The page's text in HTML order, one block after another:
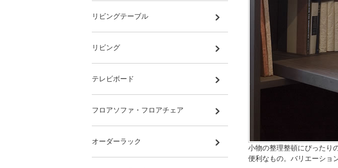
小物の整理整頓にぴったり
便利なもの。バリエーショ
リビングテーブル
リビング
テレビボード
フロアソファ・フロアチェア
オーダーラック